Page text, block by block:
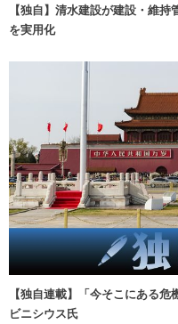
【独自】清水建設が建設・維
を実用化
【独自連載】「今そこにある
ビニシウス氏